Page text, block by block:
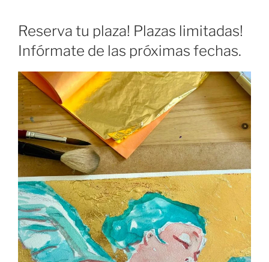
Reserva tu plaza! Plazas limitadas!
Infórmate de las próximas fechas.